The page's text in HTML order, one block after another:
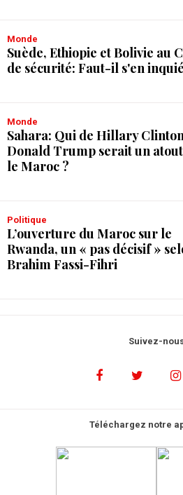
Monde
Suède, Ethiopie et Bolivie au
de sécurité: Faut-il s'en
Monde
Sahara: Qui de Hillary
Donald Trump serait un
le Maroc ?
Politique
L’ouverture du Maroc sur le
Rwanda, un « pas décisif »
Brahim Fassi-Fihri
Suivez-
Téléchargez notre